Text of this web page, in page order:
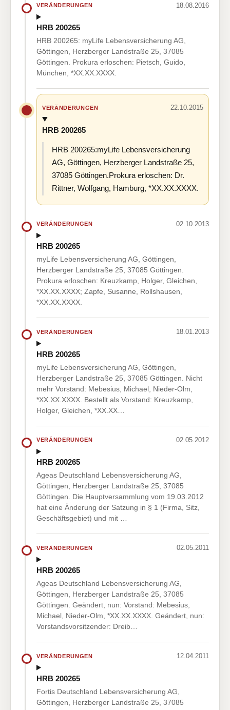
VERÄNDERUNGEN 18.08.2016
HRB 200265
HRB 200265: myLife Lebensversicherung AG,
Göttingen, Herzberger Landstraße 25, 37085
Göttingen. Prokura erloschen: Pietsch, Guido,
München, *XX.XX.XXXX.
VERÄNDERUNGEN 22.10.2015
HRB 200265
HRB 200265:myLife Lebensversicherung
AG, Göttingen, Herzberger Landstraße 25,
37085 Göttingen.Prokura erloschen: Dr.
Rittner, Wolfgang, Hamburg, *XX.XX.XXXX.
VERÄNDERUNGEN 02.10.2013
HRB 200265
myLife Lebensversicherung AG, Göttingen,
Herzberger Landstraße 25, 37085 Göttingen.
Prokura erloschen: Kreuzkamp, Holger, Gleichen,
*XX.XX.XXXX; Zapfe, Susanne, Rollshausen,
*XX.XX.XXXX.
VERÄNDERUNGEN 18.01.2013
HRB 200265
myLife Lebensversicherung AG, Göttingen,
Herzberger Landstraße 25, 37085 Göttingen. Nicht
mehr Vorstand: Mebesius, Michael, Nieder-Olm,
*XX.XX.XXXX. Bestellt als Vorstand: Kreuzkamp,
Holger, Gleichen, *XX.XX…
VERÄNDERUNGEN 02.05.2012
HRB 200265
Ageas Deutschland Lebensversicherung AG,
Göttingen, Herzberger Landstraße 25, 37085
Göttingen. Die Hauptversammlung vom 19.03.2012
hat eine Änderung der Satzung in § 1 (Firma, Sitz,
Geschäftsgebiet) und mit …
VERÄNDERUNGEN 02.05.2011
HRB 200265
Ageas Deutschland Lebensversicherung AG,
Göttingen, Herzberger Landstraße 25, 37085
Göttingen. Geändert, nun: Vorstand: Mebesius,
Michael, Nieder-Olm, *XX.XX.XXXX. Geändert, nun:
Vorstandsvorsitzender: Dreib…
VERÄNDERUNGEN 12.04.2011
HRB 200265
Fortis Deutschland Lebensversicherung AG,
Göttingen, Herzberger Landstraße 25, 37085